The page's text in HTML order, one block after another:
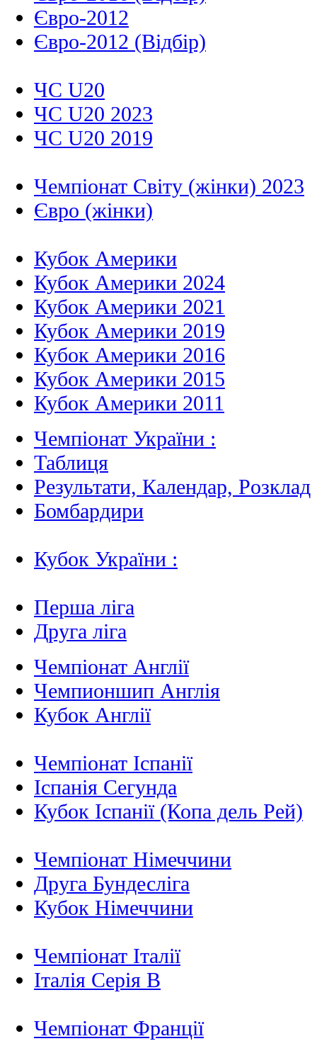
Євро-2012
Євро-2012 (Відбір)
ЧС U20
ЧС U20 2023
ЧС U20 2019
Чемпіонат Світу (жінки) 2023
Євро (жінки)
Кубок Америки
Кубок Америки 2024
Кубок Америки 2021
Кубок Америки 2019
Кубок Америки 2016
Кубок Америки 2015
Кубок Америки 2011
Чемпіонат України :
Таблиця
Результати, Календар, Poзклад
Бомбардири
Кубок України :
Перша ліга
Друга ліга
Чемпіонат Англії
Чемпионшип Англія
Кубок Англії
Чемпіонат Іспанії
Іспанія Сегунда
Кубок Іспанії (Копа дель Рей)
Чемпіонат Німеччини
Друга Бундесліга
Кубок Німеччини
Чемпіонат Італії
Італія Серія B
Чемпіонат Франції